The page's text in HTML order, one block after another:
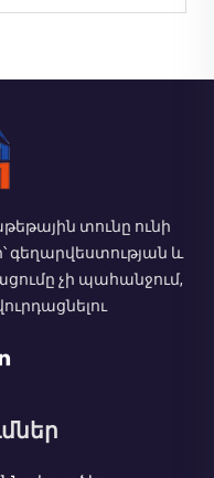
տունը ունի
գեղարվեստության և
չի պահանջում,